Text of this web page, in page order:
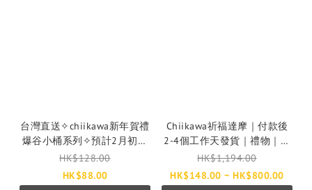
台灣直送✧chiikawa新年賀禮
爆谷小桶系列✧預計2月初發
貨
HK$128.00
HK$88.00
Chiikawa祈福達摩｜付款後
2-4個工作天發貨｜禮物｜新
年禮物
HK$1,194.00
HK$148.00 ~ HK$800.00